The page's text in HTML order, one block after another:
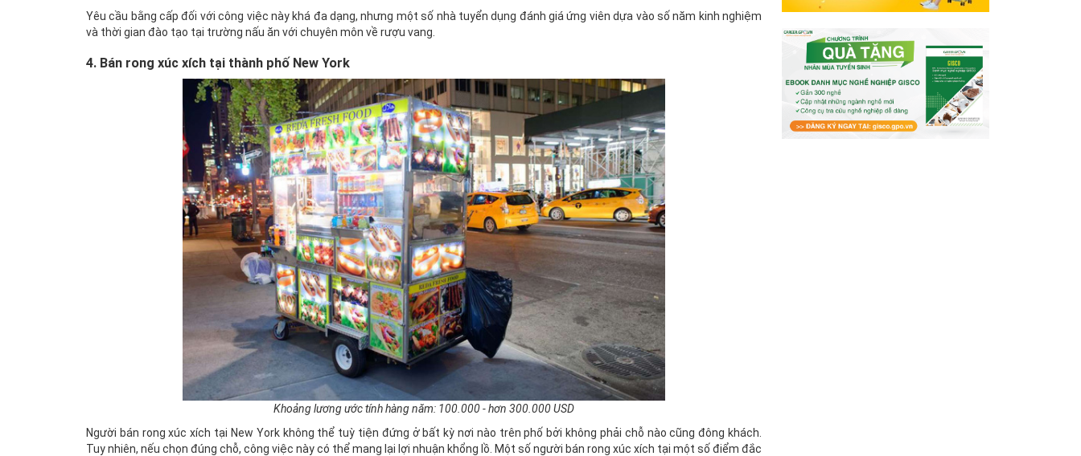
Yêu cầu bằng cấp đối với công việc này khá đa dạng, nhưng một số nhà tuyển dụng đánh giá ứng viên dựa vào số năm kinh nghiệm
và thời gian đào tạo tại trường nấu ăn với chuyên môn về rượu vang.
4. Bán rong xúc xích tại thành phố New York
Khoảng lương ước tính hàng năm: 100.000 - hơn 300.000 USD
Người bán rong xúc xích tại New York không thể tuỳ tiện đứng ở bất kỳ nơi nào trên phố bởi không phải chỗ nào cũng đông khách.
Tuy nhiên, nếu chọn đúng chỗ, công việc này có thể mang lại lợi nhuận khổng lồ. Một số người bán rong xúc xích tại một số điểm đắc